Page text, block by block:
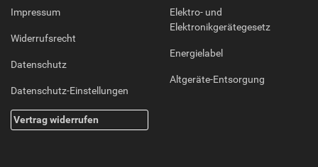
Impressum
Widerrufsrecht
Datenschutz
Datenschutz-Einstellungen
Vertrag widerrufen
Elektro- und
Elektronikgerätegesetz
Energielabel
Altgeräte-Entsorgung